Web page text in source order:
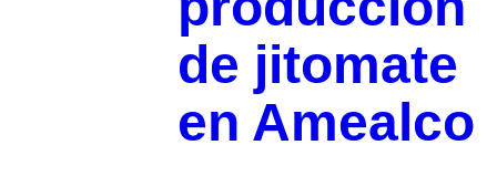
de jitomate
en Amealco